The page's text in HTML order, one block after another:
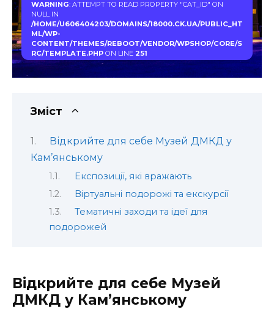
WARNING: ATTEMPT TO READ PROPERTY "CAT_ID" ON
NULL IN
/HOME/U606404203/DOMAINS/18000.CK.UA/PUBLIC_HT
ML/WP-
CONTENT/THEMES/REBOOT/VENDOR/WPSHOP/CORE/S
RC/TEMPLATE.PHPON LINE 251
Зміст
Відкрийте для себе Музей ДМКД у
Кам’янському
Експозиції, які вражають
Віртуальні подорожі та екскурсії
Тематичні заходи та ідеї для
подорожей
Відкрийте для себе Музей
ДМКД у Кам’янському